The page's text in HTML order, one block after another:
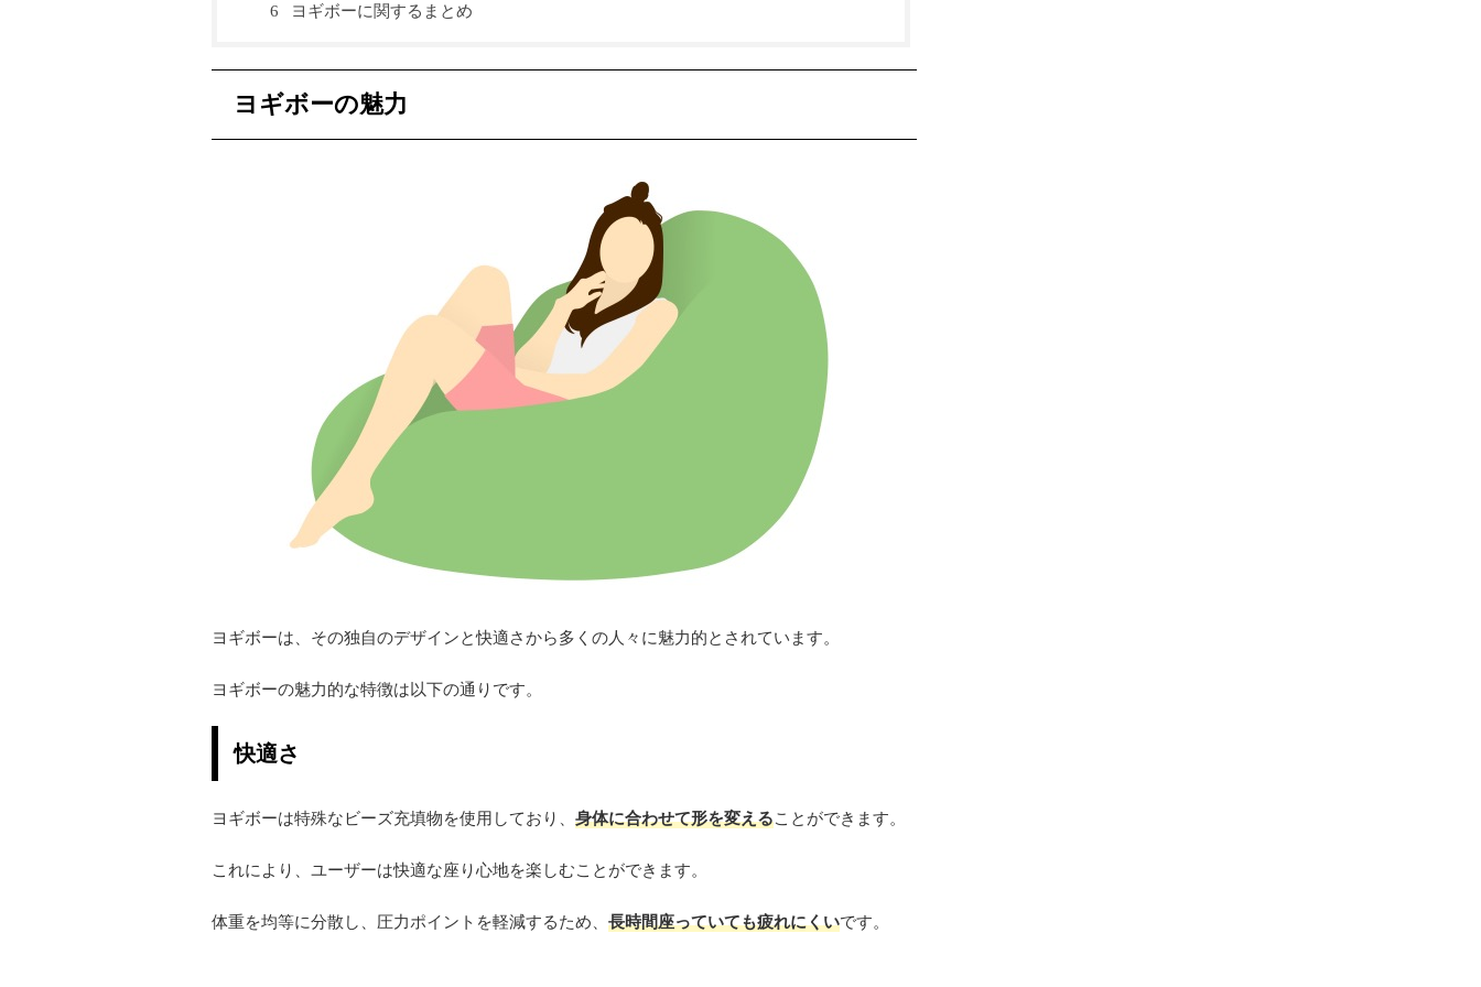
6 ヨギボーに関するまとめ
ヨギボーの魅力
ヨギボーは、その独自のデザインと快適さから多くの人々に魅力的とされています。
ヨギボーの魅力的な特徴は以下の通りです。
快適さ
ヨギボーは特殊なビーズ充填物を使用しており、 身体に合わせて形を変えることができます。
これにより、ユーザーは快適な座り心地を楽しむことができます。
体重を均等に分散し、圧力ポイントを軽減するため、 長時間座っていても疲れにくいです。